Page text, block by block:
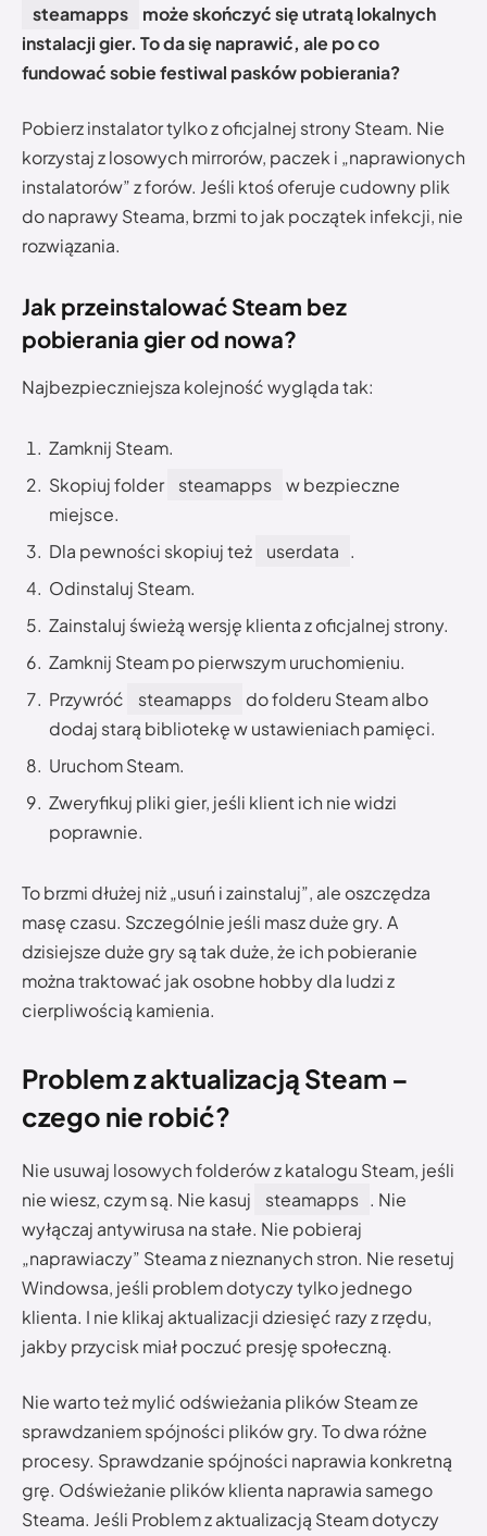
steamapps
może skończyć się utratą lokalnych
instalacji gier. To da się naprawić, ale po co
fundować sobie festiwal pasków pobierania?
Pobierz instalator tylko z oficjalnej strony Steam. Nie
korzystaj z losowych mirrorów, paczek i „naprawionych
instalatorów” z forów. Jeśli ktoś oferuje cudowny plik
do naprawy Steama, brzmi to jak początek infekcji, nie
rozwiązania.
Jak przeinstalować Steam bez
pobierania gier od nowa?
Najbezpieczniejsza kolejność wygląda tak:
Zamknij Steam.
Skopiuj folder
steamapps
w bezpieczne
miejsce.
Dla pewności skopiuj też
userdata .
Odinstaluj Steam.
Zainstaluj świeżą wersję klienta z oficjalnej strony.
Zamknij Steam po pierwszym uruchomieniu.
Przywróć
steamapps
do folderu Steam albo
dodaj starą bibliotekę w ustawieniach pamięci.
Uruchom Steam.
Zweryfikuj pliki gier, jeśli klient ich nie widzi
poprawnie.
To brzmi dłużej niż „usuń i zainstaluj”, ale oszczędza
masę czasu. Szczególnie jeśli masz duże gry. A
dzisiejsze duże gry są tak duże, że ich pobieranie
można traktować jak osobne hobby dla ludzi z
cierpliwością kamienia.
Problem z aktualizacją Steam –
czego nie robić?
Nie usuwaj losowych folderów z katalogu Steam, jeśli
nie wiesz, czym są. Nie kasuj
steamapps . Nie
wyłączaj antywirusa na stałe. Nie pobieraj
„naprawiaczy” Steama z nieznanych stron. Nie resetuj
Windowsa, jeśli problem dotyczy tylko jednego
klienta. I nie klikaj aktualizacji dziesięć razy z rzędu,
jakby przycisk miał poczuć presję społeczną.
Nie warto też mylić odświeżania plików Steam ze
sprawdzaniem spójności plików gry. To dwa różne
procesy. Sprawdzanie spójności naprawia konkretną
grę. Odświeżanie plików klienta naprawia samego
Steama. Jeśli Problem z aktualizacją Steam dotyczy